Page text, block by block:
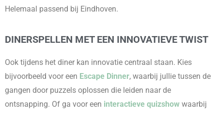
Helemaal passend bij Eindhoven.
DINERSPELLEN MET EEN INNOVATIEVE TWIST
Ook tijdens het diner kan innovatie centraal staan. Kies
bijvoorbeeld voor een Escape Dinner, waarbij jullie tussen de
gangen door puzzels oplossen die leiden naar de
ontsnapping. Of ga voor een interactieve quizshow waarbij